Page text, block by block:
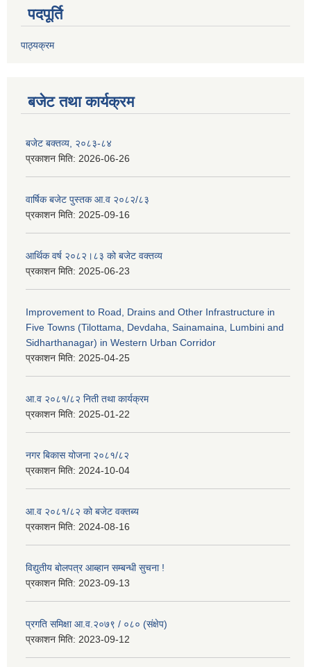
पदपूर्ति
पाठ्यक्रम
बजेट तथा कार्यक्रम
बजेट बक्तव्य, २०८३-८४
प्रकाशन मिति: 2026-06-26
वार्षिक बजेट पुस्तक आ.व २०८२/८३
प्रकाशन मिति: 2025-09-16
आर्थिक वर्ष २०८२।८३ को बजेट वक्तव्य
प्रकाशन मिति: 2025-06-23
Improvement to Road, Drains and Other Infrastructure in
Five Towns (Tilottama, Devdaha, Sainamaina, Lumbini and
Sidharthanagar) in Western Urban Corridor
प्रकाशन मिति: 2025-04-25
आ.व २०८१/८२ निती तथा कार्यक्रम
प्रकाशन मिति: 2025-01-22
नगर बिकास योजना २०८१/८२
प्रकाशन मिति: 2024-10-04
आ.व २०८१/८२ को बजेट वक्तब्य
प्रकाशन मिति: 2024-08-16
विद्युतीय बोलपत्र आब्हान सम्बन्धी सुचना !
प्रकाशन मिति: 2023-09-13
प्रगति समिक्षा आ.व.२०७९ / ०८० (संक्षेप)
प्रकाशन मिति: 2023-09-12